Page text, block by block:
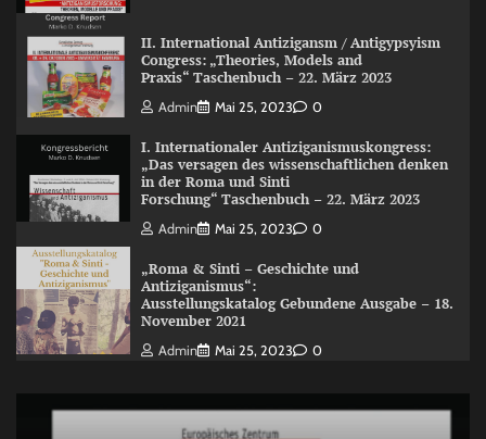
II. International Antizigansm / Antigypsyism
Congress: „Theories, Models and
Praxis“ Taschenbuch – 22. März 2023
Admin Mai 25, 2023 0
I. Internationaler Antiziganismuskongress:
„Das versagen des wissenschaftlichen denken
in der Roma und Sinti
Forschung“ Taschenbuch – 22. März 2023
Admin Mai 25, 2023 0
„Roma & Sinti – Geschichte und
Antiziganismus“:
Ausstellungskatalog Gebundene Ausgabe – 18.
November 2021
Admin Mai 25, 2023 0